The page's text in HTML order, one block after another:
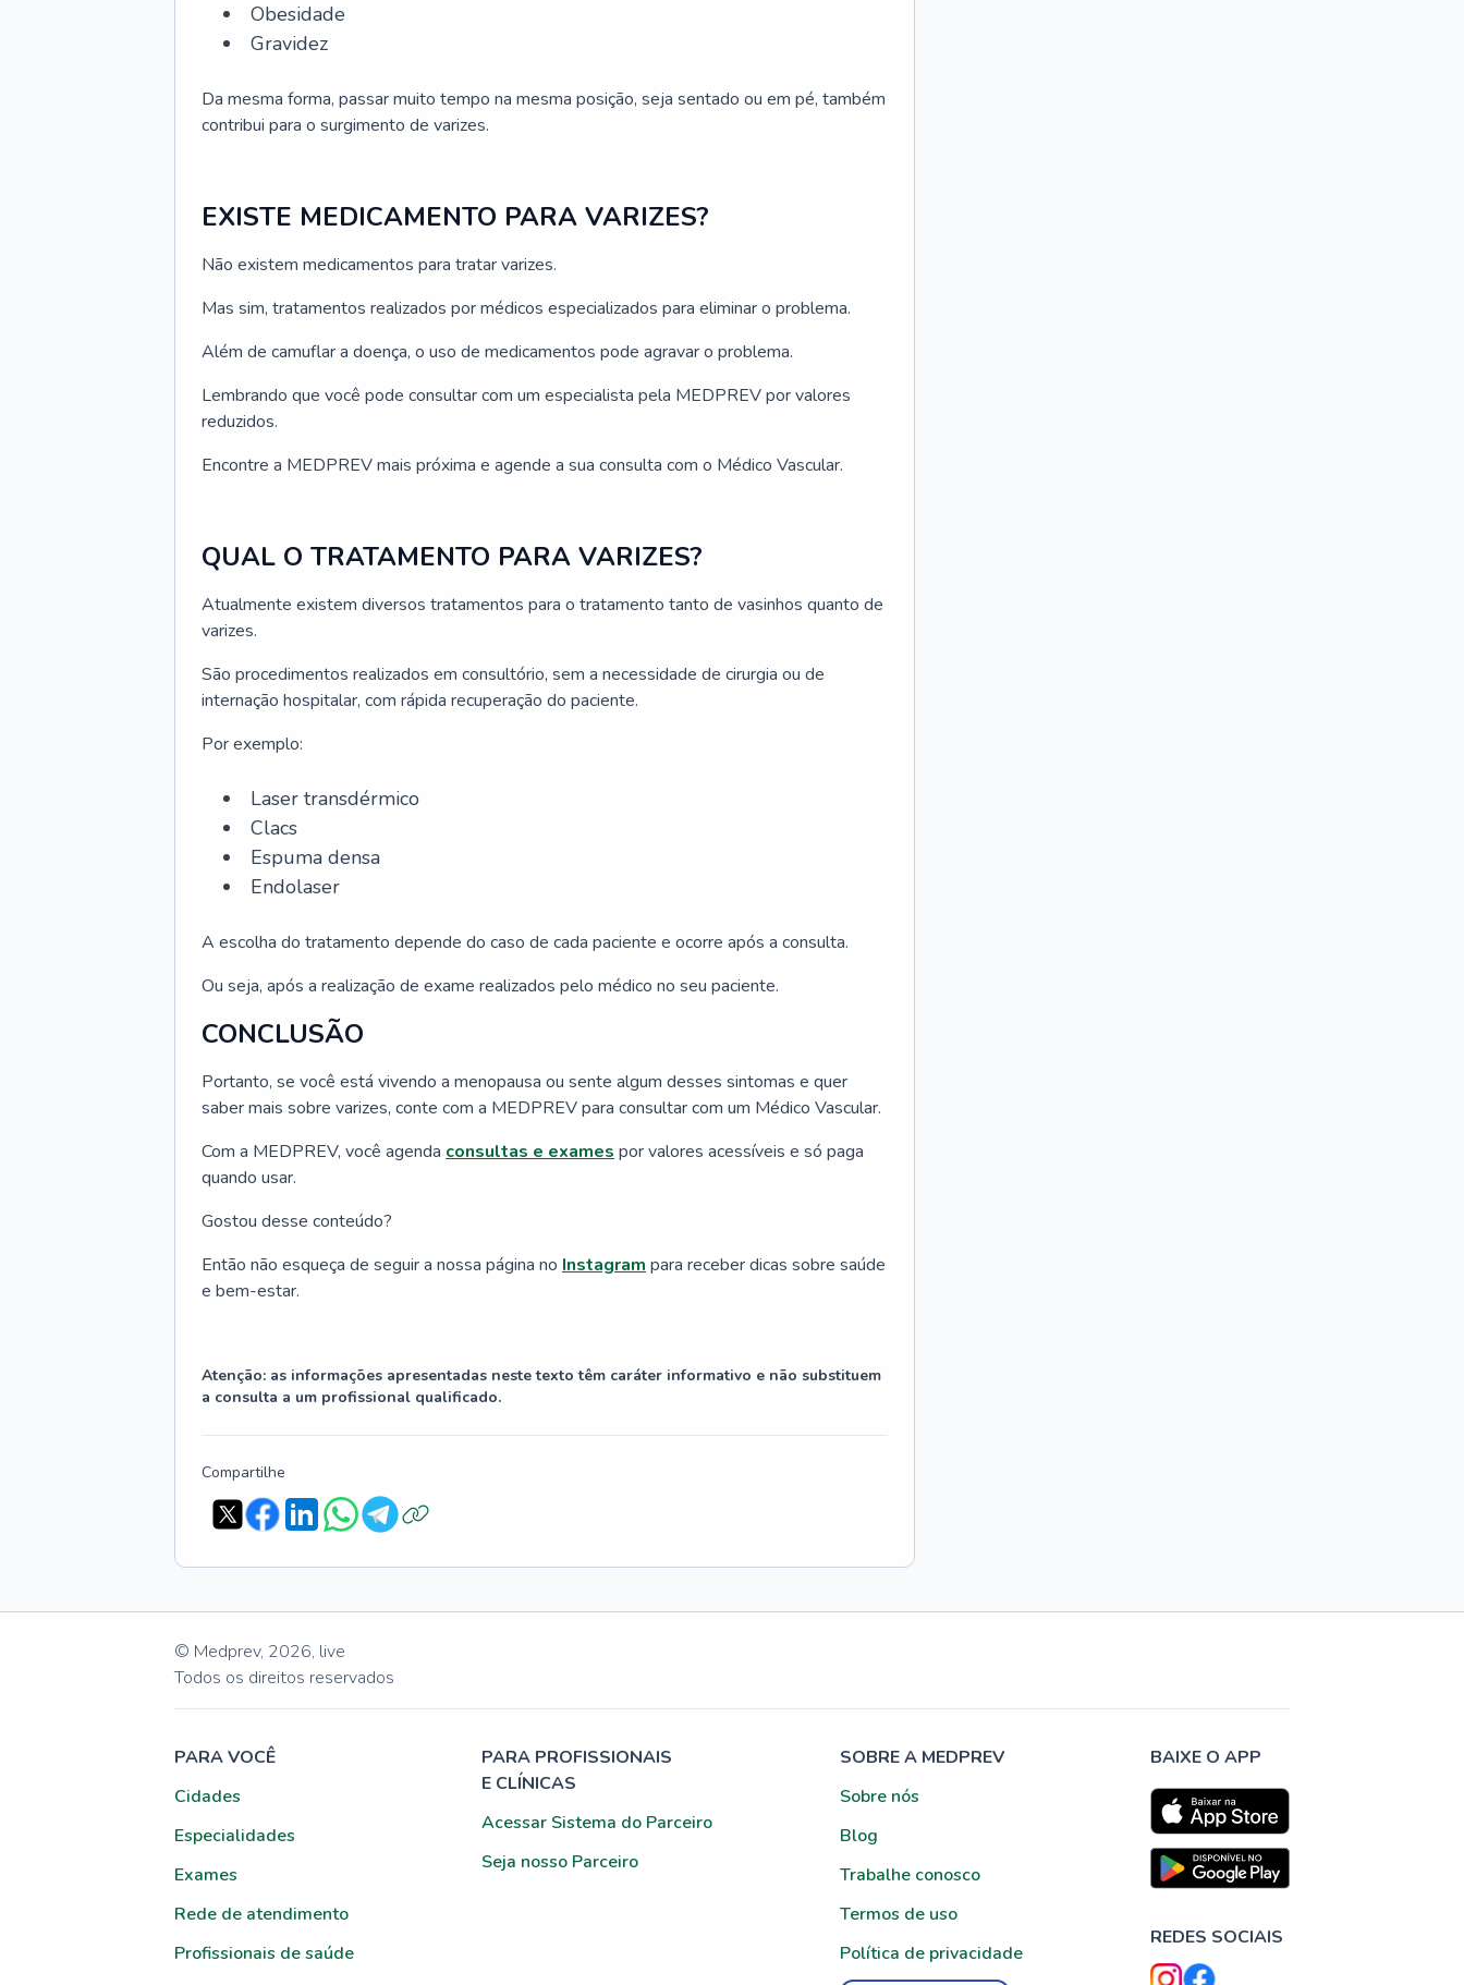
Obesidade
Gravidez
Da mesma forma, passar muito tempo na mesma posição, seja sentado ou em pé, também
contribui para o surgimento de varizes.
EXISTE MEDICAMENTO PARA VARIZES?
Não existem medicamentos para tratar varizes.
Mas sim, tratamentos realizados por médicos especializados para eliminar o problema.
Além de camuflar a doença, o uso de medicamentos pode agravar o problema.⠀
Lembrando que você pode consultar com um especialista pela MEDPREV por valores
reduzidos.
Encontre a MEDPREV mais próxima e agende a sua consulta com o Médico Vascular.
QUAL O TRATAMENTO PARA VARIZES?
Atualmente existem diversos tratamentos para o tratamento tanto de vasinhos quanto de
varizes.
São procedimentos realizados em consultório, sem a necessidade de cirurgia ou de
internação hospitalar, com rápida recuperação do paciente.
Por exemplo:
Laser transdérmico
Clacs
Espuma densa
Endolaser
A escolha do tratamento depende do caso de cada paciente e ocorre após a consulta.
Ou seja, após a realização de exame realizados pelo médico no seu paciente.
CONCLUSÃO
Portanto, se você está vivendo a menopausa ou sente algum desses sintomas e quer
saber mais sobre varizes, conte com a MEDPREV para consultar com um Médico Vascular.
Com a MEDPREV, você agenda consultas e exames por valores acessíveis e só paga
quando usar.
Gostou desse conteúdo?
Então não esqueça de seguir a nossa página no Instagram para receber dicas sobre saúde
e bem-estar.
Atenção: as informações apresentadas neste texto têm caráter informativo e não substituem
a consulta a um profissional qualificado.
Compartilhe
© Medprev, 2026, live
Todos os direitos reservados
PARA VOCÊ
Cidades
Especialidades
Exames
Rede de atendimento
Profissionais de saúde
PARA PROFISSIONAIS
E CLÍNICAS
Acessar Sistema do Parceiro
Seja nosso Parceiro
SOBRE A MEDPREV
Sobre nós
Blog
Trabalhe conosco
Termos de uso
Política de privacidade
BAIXE O APP
REDES SOCIAIS